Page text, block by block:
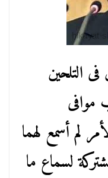
التلحين
موافى
لم أسمع لهما
لسماع ما